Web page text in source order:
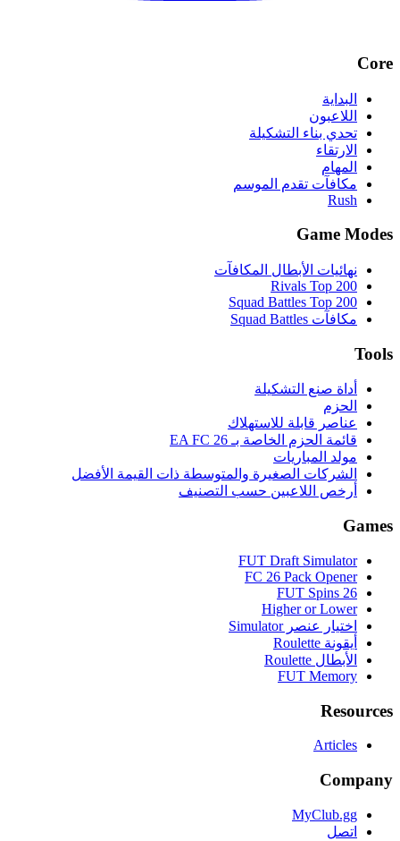
Core
البداية
اللاعبون
تحدي بناء التشكيلة
الارتقاء
المهام
مكافآت تقدم الموسم
Rush
Game Modes
نهائيات الأبطال المكافآت
Rivals Top 200
Squad Battles Top 200
مكافآت Squad Battles
Tools
أداة صنع التشكيلة
الحزم
عناصر قابلة للاستهلاك
قائمة الحزم الخاصة بـ EA FC 26
مولد المباريات
الشركات الصغيرة والمتوسطة ذات القيمة الأفضل
أرخص اللاعبين حسب التصنيف
Games
FUT Draft Simulator
FC 26 Pack Opener
FUT Spins 26
Higher or Lower
اختيار عنصر Simulator
أيقونة Roulette
الأبطال Roulette
FUT Memory
Resources
Articles
Company
MyClub.gg
اتصل